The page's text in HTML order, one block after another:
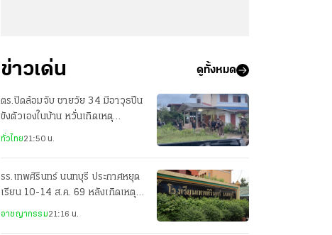
ข่าวเด่น ดูทั้งหมด
ตร.ปิดล้อมจับ ชายวัย 34 มีอาวุธปืน
ขังตัวเองในบ้าน หวั่นเกิดเหตุ
อันตราย
ทั่วไทย21:50 น.
รร.เทพศิรินทร์ นนทบุรี ประกาศหยุด
เรียน 10-14 ส.ค. 69 หลังเกิดเหตุก
อาชญากรรม21:16 น.